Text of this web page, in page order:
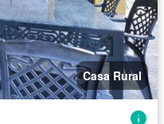
Casa Rural